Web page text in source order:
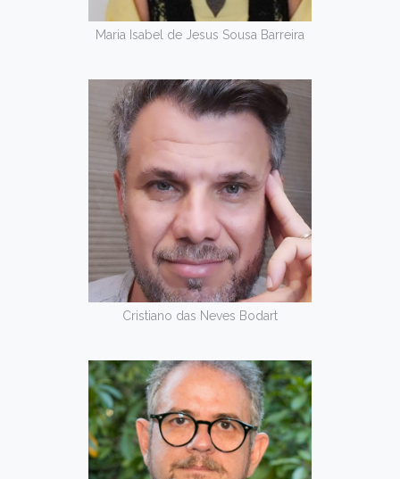
Maria Isabel de Jesus Sousa Barreira
Cristiano das Neves Bodart